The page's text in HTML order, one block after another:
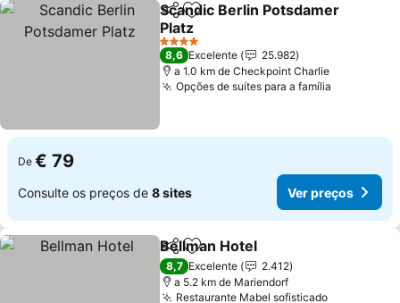
PartilharAdicionar aos favoritos
Scandic Berlin Potsdamer
Platz
Ver preços
4 Estrelas
8,6 Excelente
25.982
a 1.0 km de Checkpoint Charlie
Opções de suítes para a família
De € 79
Consulte os preços de 8 sites Ver preços
PartilharAdicionar aos favoritos
Bellman Hotel
8,7 Excelente
2.412
a 5.2 km de Mariendorf
Restaurante Mabel sofisticado